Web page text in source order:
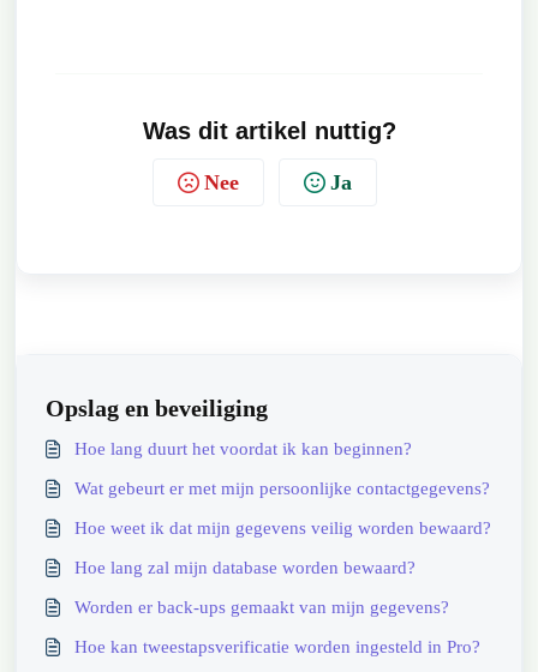
Was dit artikel nuttig?
Nee Ja
Opslag en beveiliging
Hoe lang duurt het voordat ik kan beginnen?
Wat gebeurt er met mijn persoonlijke contactgegevens?
Hoe weet ik dat mijn gegevens veilig worden bewaard?
Hoe lang zal mijn database worden bewaard?
Worden er back-ups gemaakt van mijn gegevens?
Hoe kan tweestapsverificatie worden ingesteld in Pro?